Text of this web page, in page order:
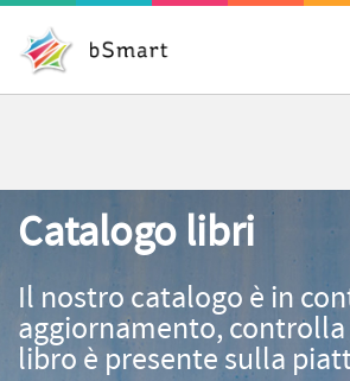
Catalogo libri
Il nostro catalogo è in
aggiornamento,
libro è presente sulla